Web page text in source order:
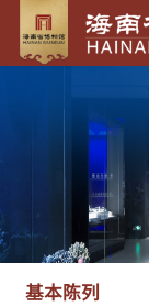
基本陈列